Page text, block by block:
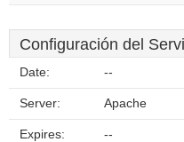
Configuración del
Date: --
Server: Apache
Expires: --